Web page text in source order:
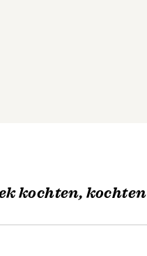
kochten, kochten